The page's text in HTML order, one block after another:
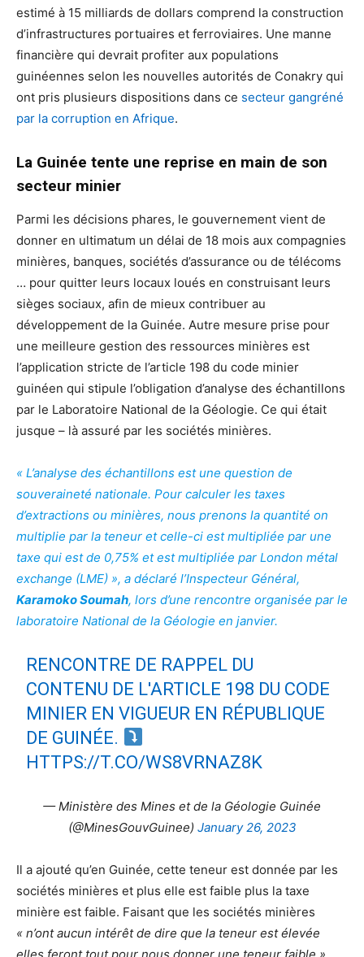
estimé à 15 milliards de dollars comprend la construction
d’infrastructures portuaires et ferroviaires. Une manne
financière qui devrait profiter aux populations
guinéennes selon les nouvelles autorités de Conakry qui
ont pris plusieurs dispositions dans ce secteur gangréné
par la corruption en Afrique.
La Guinée tente une reprise en main de son
secteur minier
Parmi les décisions phares, le gouvernement vient de
donner en ultimatum un délai de 18 mois aux compagnies
minières, banques, sociétés d’assurance ou de télécoms
… pour quitter leurs locaux loués en construisant leurs
sièges sociaux, afin de mieux contribuer au
développement de la Guinée. Autre mesure prise pour
une meilleure gestion des ressources minières est
l’application stricte de l’article 198 du code minier
guinéen qui stipule l’obligation d’analyse des échantillons
par le Laboratoire National de la Géologie. Ce qui était
jusque – là assuré par les sociétés minières.
« L’analyse des échantillons est une question de
souveraineté nationale. Pour calculer les taxes
d’extractions ou minières, nous prenons la quantité on
multiplie par la teneur et celle-ci est multipliée par une
taxe qui est de 0,75% et est multipliée par London métal
exchange (LME) », a déclaré l’Inspecteur Général,
Karamoko Soumah, lors d’une rencontre organisée par le
laboratoire National de la Géologie en janvier.
RENCONTRE DE RAPPEL DU
CONTENU DE L'ARTICLE 198 DU CODE
MINIER EN VIGUEUR EN RÉPUBLIQUE
DE GUINÉE.
HTTPS://T.CO/WS8VRNAZ8K
— Ministère des Mines et de la Géologie Guinée
(@MinesGouvGuinee) January 26, 2023
Il a ajouté qu’en Guinée, cette teneur est donnée par les
sociétés minières et plus elle est faible plus la taxe
minière est faible. Faisant que les sociétés minières
« n’ont aucun intérêt de dire que la teneur est élevée